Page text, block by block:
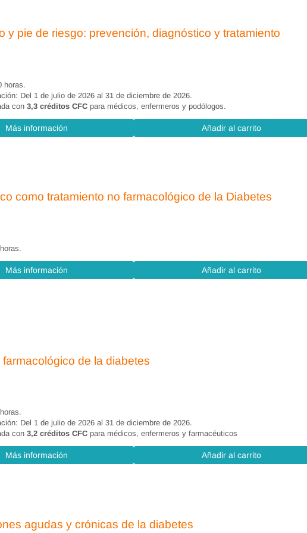
de colaboración y problemas de autonomía. Definición.
enfermero y problemas interdependientes.
enfermeros.
(10 horas)
de enfermería. Sistemas de registro (10 horas)
y pie de riesgo: prevención, diagnóstico y tratamiento
horas.
Del 1 de julio de 2026 al 31 de diciembre de 2026.
con 3,3 créditos CFCpara médicos, enfermeros y podólogos.
Más información Añadir al carrito
como tratamiento no farmacológico de la Diabetes
Más información Añadir al carrito
farmacológico de la diabetes
Del 1 de julio de 2026 al 31 de diciembre de 2026.
con3,2 créditos CFCpara médicos, enfermeros y farmacéuticos
Más información Añadir al carrito
agudas y crónicas de la diabetes